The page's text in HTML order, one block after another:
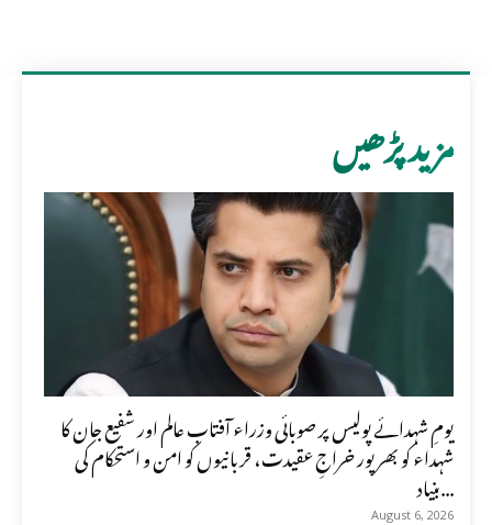
مزید پڑھیں
یومِ شہدائے پولیس پر صوبائی وزراء آفتاب عالم اور شفیع جان کا
شہداء کو بھرپور خراجِ عقیدت، قربانیوں کو امن و استحکام کی
بنیاد...
August 6, 2026